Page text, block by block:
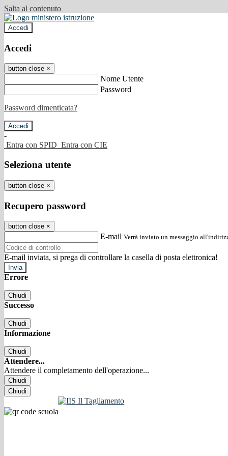
Salta al contenuto
Accedi
Accedi
button close ×
Nome Utente
Password
Password dimenticata?
-
Entra con SPID Entra con CIE
Seleziona utente
button close ×
Recupero password
button close ×
E-mail Verrà inviato un messaggio
E-mail inviata, si prega di controllare la casella di posta elettronica!
Errore
Chiudi
Successo
Chiudi
Informazione
Chiudi
Attendere...
Attendere il completamento dell'operazione...
Chiudi
Chiudi